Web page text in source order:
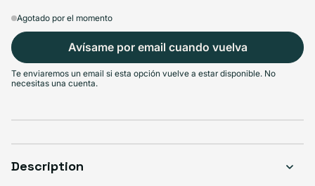
Agotado por el momento
Avísame por email cuando vuelva
Te enviaremos un email si esta opción vuelve a estar disponible. No
necesitas una cuenta.
Description